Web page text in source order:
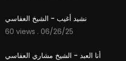
نشيد أغيب - الشيخ العفاسي
60 views . 06/26/25
أنا العبد - الشيخ مشاري العفاسي